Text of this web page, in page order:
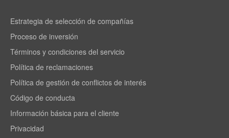
Estrategia de selección de compañías
Proceso de inversión
Términos y condiciones del servicio
Política de reclamaciones
Política de gestión de conflictos de interés
Código de conducta
Información básica para el cliente
Privacidad